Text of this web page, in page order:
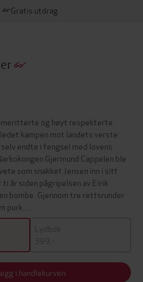
Gratis utdrag
meritterte og høyt respekterte
kampen mot landets verste
endte i fengsel med lovens
Gjermund Cappelen ble
som snakket Jensen inn i sitt
år siden pågripelsen av Eirik
bombe. Gjennom tre rettsrunder
purk…
Lydbok
399,-
i handlekurven